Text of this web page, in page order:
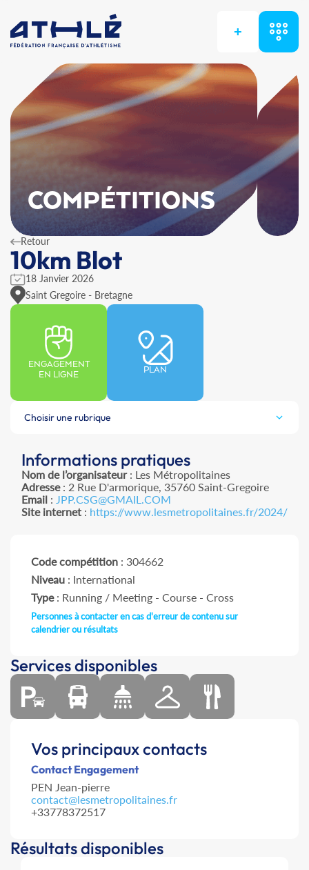
+
COMPÉTITIONS
Retour
10km Blot
18 Janvier 2026
Saint Gregoire - Bretagne
ENGAGEMENT
EN LIGNE
PLAN
Choisir une rubrique
Informations pratiques
Nom de l’organisateur: Les Métropolitaines
Adresse: 2 Rue D'armorique, 35760 Saint-Gregoire
Email : JPP.CSG@GMAIL.COM
Site internet : https://www.lesmetropolitaines.fr/2024/
Code compétition : 304662
Niveau : International
Type: Running / Meeting - Course - Cross
Personnes à contacter en cas d'erreur de contenu sur
calendrier ou résultats
Services disponibles
Vos principaux contacts
Contact Engagement
PEN Jean-pierre
contact@lesmetropolitaines.fr
+33778372517
Résultats disponibles